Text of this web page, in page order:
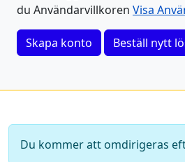
du Användarvillkoren Visa
Skapa konto Beställ nytt
Du kommer att omdirigeras